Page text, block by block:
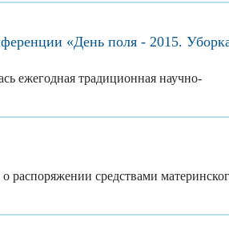
«День поля - 2015.
ежегодная традиционная научно-
распоряжении средствами